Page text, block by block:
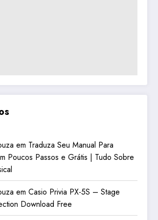
em Traduza Seu Manual Para
Poucos Passos e Grátis | Tudo Sobre
emCasio Privia PX-5S – Stage
Download Free